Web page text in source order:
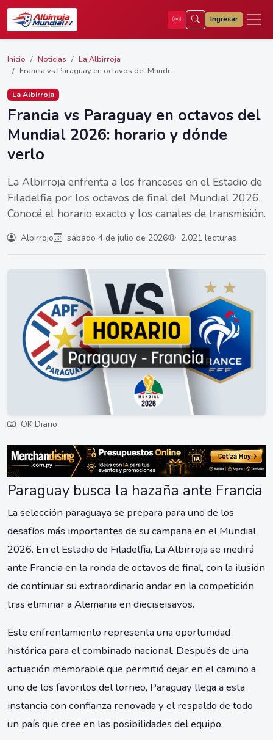
Ingresar
Inicio Noticias
La Albirroja
Francia vs Paraguay en octavos del Mundi...
La Albirroja
Francia vs Paraguay en octavos del
Mundial 2026: horario y dónde
verlo
La Albirroja enfrenta a los franceses en el Estadio de
Filadelfia por los octavos de final del Mundial 2026.
Conocé el horario exacto y los canales de transmisión.
Albirrojo sábado 4 de julio de 2026 2.021 lecturas
OK Diario
Paraguay busca la hazaña ante Francia
La selección paraguaya se prepara para uno de los
desafíos más importantes de su campaña en el Mundial
2026. En el Estadio de Filadelfia, La Albirroja se medirá
ante Francia en la ronda de octavos de final, con la ilusión
de continuar su extraordinario andar en la competición
tras eliminar a Alemania en dieciseisavos.
Este enfrentamiento representa una oportunidad
histórica para el combinado nacional. Después de una
actuación memorable que permitió dejar en el camino a
uno de los favoritos del torneo, Paraguay llega a esta
instancia con confianza renovada y el respaldo de todo
un país que cree en las posibilidades del equipo.